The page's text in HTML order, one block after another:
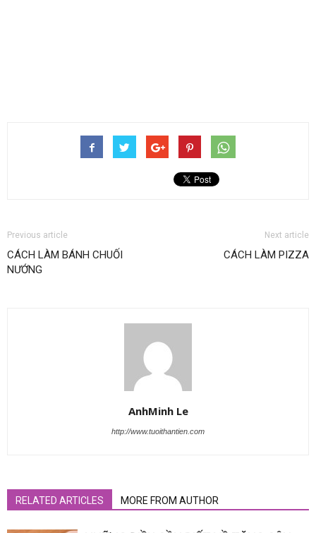
Previous article
CÁCH LÀM BÁNH CHUỐI
NƯỚNG
Next article
CÁCH LÀM PIZZA
AnhMinh Le
http://www.tuoithantien.com
RELATED ARTICLES MORE FROM AUTHOR